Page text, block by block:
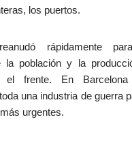
los puertos.
rápidamente
la población y la
el frente. En
una industria de guerra
urgentes.